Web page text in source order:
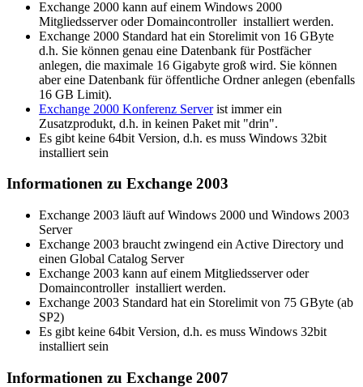
Exchange 2000 kann auf einem Windows 2000
Mitgliedsserver oder Domaincontroller installiert werden.
Exchange 2000 Standard hat ein Storelimit von 16 GByte
d.h. Sie können genau eine Datenbank für Postfächer
anlegen, die maximale 16 Gigabyte groß wird. Sie können
aber eine Datenbank für öffentliche Ordner anlegen (ebenfalls
16 GB Limit).
Exchange 2000 Konferenz Serverist immer ein
Zusatzprodukt, d.h. in keinen Paket mit "drin".
Es gibt keine 64bit Version, d.h. es muss Windows 32bit
installiert sein
Informationen zu Exchange 2003
Exchange 2003 läuft auf Windows 2000 und Windows 2003
Server
Exchange 2003 braucht zwingend ein Active Directory und
einen Global Catalog Server
Exchange 2003 kann auf einem Mitgliedsserver oder
Domaincontroller installiert werden.
Exchange 2003 Standard hat ein Storelimit von 75 GByte (ab
SP2)
Es gibt keine 64bit Version, d.h. es muss Windows 32bit
installiert sein
Informationen zu Exchange 2007